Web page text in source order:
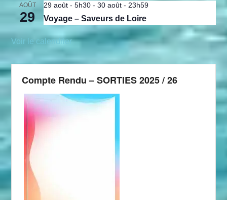
AOÛT
29
29 août - 5h30 -30 août - 23h59
Voyage – Saveurs de Loire
Voir le calendrier
Compte Rendu – SORTIES 2025 / 26